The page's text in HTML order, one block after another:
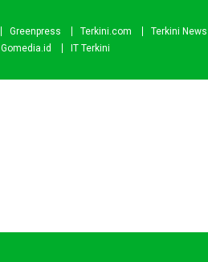
Greenpress Terkini.com Terkini News
Gomedia.id IT Terkini